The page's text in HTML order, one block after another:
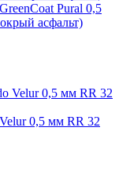
Pural 0,5
асфальт)
0,5 мм RR 32